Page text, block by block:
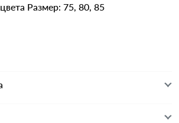
Размер: 75, 80, 85